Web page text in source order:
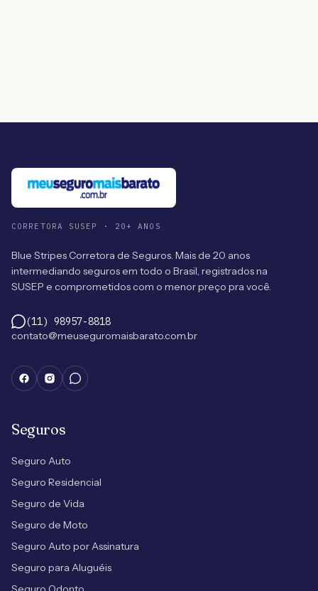
CORRETORA SUSEP · 20+ ANOS
Blue Stripes Corretora de Seguros. Mais de 20 anos
intermediando seguros em todo o Brasil, registrados na
SUSEP e comprometidos com o menor preço pra você.
(11) 98957-8818
contato@meuseguromaisbarato.com.br
Seguros
Seguro Auto
Seguro Residencial
Seguro de Vida
Seguro de Moto
Seguro Auto por Assinatura
Seguro para Aluguéis